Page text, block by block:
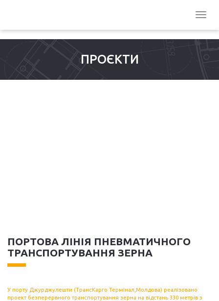
ПРОЄКТИ
ПОРТОВА ЛІНІЯ ПНЕВМАТИЧНОГО
ТРАНСПОРТУВАННЯ ЗЕРНА
У порту Джурджулешти (ТрансКарго Термінал,Молдова) реалізовано
проект безперервного транспортування зерна на відстань 330 метрів з